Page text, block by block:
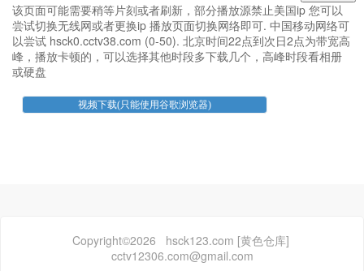
该页面可能需要稍等片刻或者刷新，部分播放源禁止美国ip 您可以
尝试切换无线网或者更换ip 播放页面切换网络即可. 中国移动网络可
以尝试 hsck0.cctv38.com (0-50). 北京时间22点到次日2点为带宽高
峰，播放卡顿的，可以选择其他时段多下载几个，高峰时段看相册
或硬盘
Copyright©2026 hsck123.com [黄色仓库]
cctv12306.com@gmail.com